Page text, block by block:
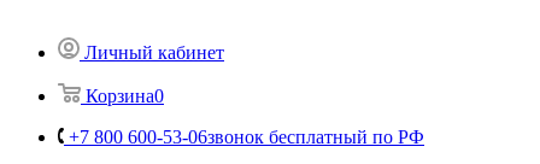
Личный кабинет
Корзина0
+7 800 600-53-06звонок бесплатный по РФ